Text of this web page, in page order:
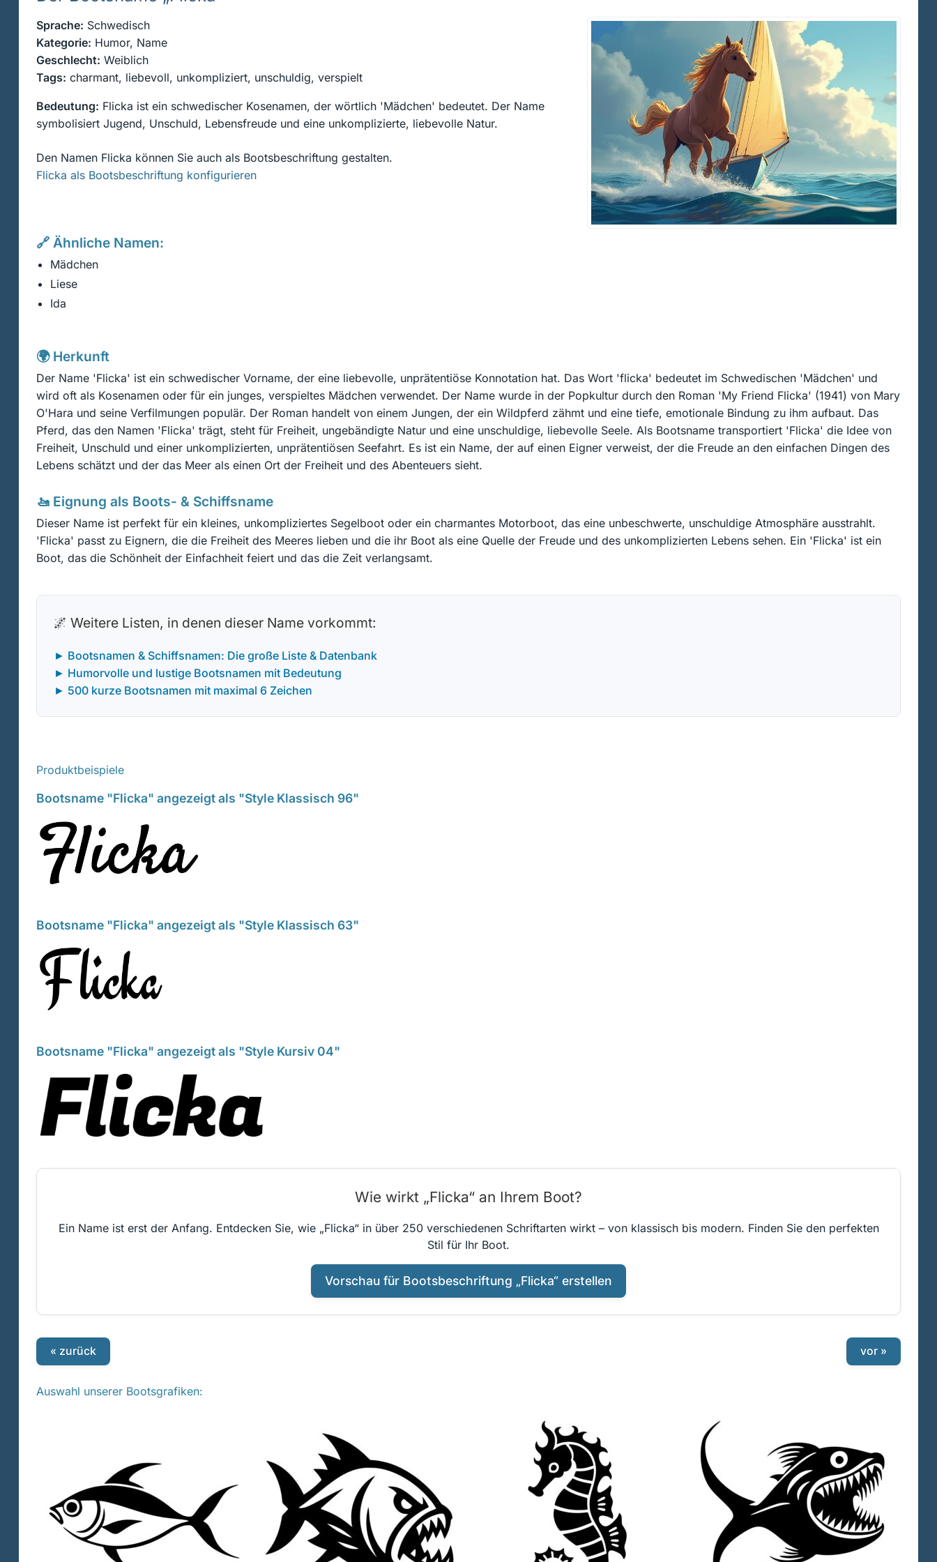
Sprache: Schwedisch
Kategorie: Humor, Name
Geschlecht: Weiblich
Tags: charmant, liebevoll, unkompliziert, unschuldig, verspielt
Bedeutung: Flicka ist ein schwedischer Kosenamen, der wörtlich 'Mädchen' bedeutet. Der Name
symbolisiert Jugend, Unschuld, Lebensfreude und eine unkomplizierte, liebevolle Natur.
Den Namen Flicka können Sie auch als Bootsbeschriftung gestalten.
Flicka als Bootsbeschriftung konfigurieren
🔗 Ähnliche Namen:
Mädchen
Liese
Ida
🌍 Herkunft
Der Name 'Flicka' ist ein schwedischer Vorname, der eine liebevolle, unprätentiöse Konnotation hat. Das Wort 'flicka' bedeutet im Schwedischen 'Mädchen' und
wird oft als Kosenamen oder für ein junges, verspieltes Mädchen verwendet. Der Name wurde in der Popkultur durch den Roman 'My Friend Flicka' (1941) von Mary
O'Hara und seine Verfilmungen populär. Der Roman handelt von einem Jungen, der ein Wildpferd zähmt und eine tiefe, emotionale Bindung zu ihm aufbaut. Das
Pferd, das den Namen 'Flicka' trägt, steht für Freiheit, ungebändigte Natur und eine unschuldige, liebevolle Seele. Als Bootsname transportiert 'Flicka' die Idee von
Freiheit, Unschuld und einer unkomplizierten, unprätentiösen Seefahrt. Es ist ein Name, der auf einen Eigner verweist, der die Freude an den einfachen Dingen des
Lebens schätzt und der das Meer als einen Ort der Freiheit und des Abenteuers sieht.
🚤 Eignung als Boots- & Schiffsname
Dieser Name ist perfekt für ein kleines, unkompliziertes Segelboot oder ein charmantes Motorboot, das eine unbeschwerte, unschuldige Atmosphäre ausstrahlt.
'Flicka' passt zu Eignern, die die Freiheit des Meeres lieben und die ihr Boot als eine Quelle der Freude und des unkomplizierten Lebens sehen. Ein 'Flicka' ist ein
Boot, das die Schönheit der Einfachheit feiert und das die Zeit verlangsamt.
🌌 Weitere Listen, in denen dieser Name vorkommt:
► Bootsnamen & Schiffsnamen: Die große Liste & Datenbank
► Humorvolle und lustige Bootsnamen mit Bedeutung
► 500 kurze Bootsnamen mit maximal 6 Zeichen
Produktbeispiele
Bootsname "Flicka" angezeigt als "Style Klassisch 96"
Bootsname "Flicka" angezeigt als "Style Klassisch 63"
Bootsname "Flicka" angezeigt als "Style Kursiv 04"
Wie wirkt „Flicka“ an Ihrem Boot?
Ein Name ist erst der Anfang. Entdecken Sie, wie „Flicka“ in über 250 verschiedenen Schriftarten wirkt – von klassisch bis modern. Finden Sie den perfekten
Stil für Ihr Boot.
Vorschau für Bootsbeschriftung „Flicka“ erstellen
« zurück vor »
Auswahl unserer Bootsgrafiken: